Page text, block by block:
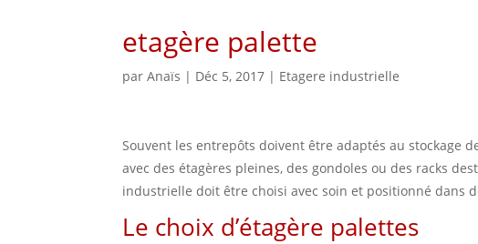
etagère palette
parAnaïs | Déc 5, 2017 | Etagere industrielle
Souvent les entrepôts doivent être adaptés au stockage
avec des étagères pleines, des gondoles ou des racks
industrielle doit être choisi avec soin et positionné dans
Le choix d’étagère palettes